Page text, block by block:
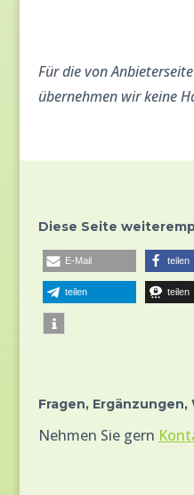
Für die von
übernehmen wir keine
Diese Seite
E-Mail teilen
teilen teilen
Fragen, Ergänzungen,
Nehmen Sie gern